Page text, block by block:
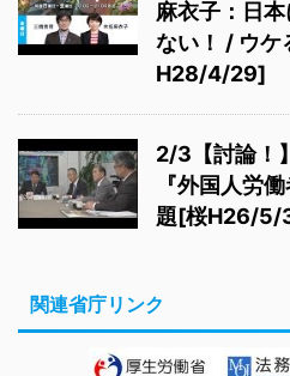
麻衣子：日
ない！ / ウケ
H28/4/29]
2/3【討論！
『外国人労
題[桜H26/5/
関連省庁リンク